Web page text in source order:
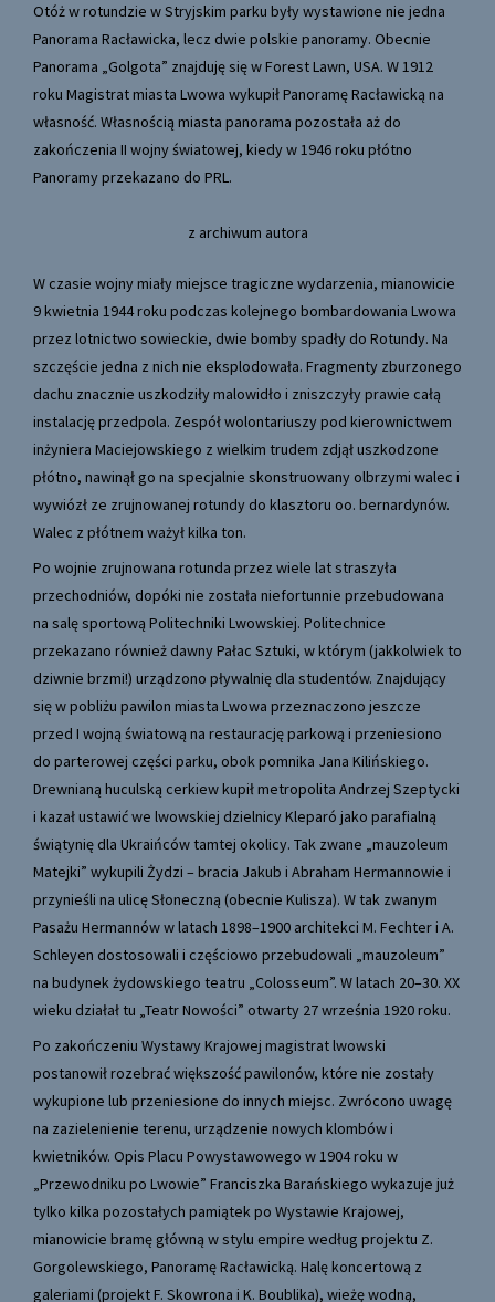
Otóż w rotundzie w Stryjskim parku były wystawione nie jedna
Panorama Racławicka, lecz dwie polskie panoramy. Obecnie
Panorama „Golgota” znajduję się w Forest Lawn, USA. W 1912
roku Magistrat miasta Lwowa wykupił Panoramę Racławicką na
własność. Własnością miasta panorama pozostała aż do
zakończenia II wojny światowej, kiedy w 1946 roku płótno
Panoramy przekazano do PRL.
z archiwum autora
W czasie wojny miały miejsce tragiczne wydarzenia, mianowicie
9 kwietnia 1944 roku podczas kolejnego bombardowania Lwowa
przez lotnictwo sowieckie, dwie bomby spadły do Rotundy. Na
szczęście jedna z nich nie eksplodowała. Fragmenty zburzonego
dachu znacznie uszkodziły malowidło i zniszczyły prawie całą
instalację przedpola. Zespół wolontariuszy pod kierownictwem
inżyniera Maciejowskiego z wielkim trudem zdjął uszkodzone
płótno, nawinął go na specjalnie skonstruowany olbrzymi walec i
wywiózł ze zrujnowanej rotundy do klasztoru oo. bernardynów.
Walec z płótnem ważył kilka ton.
Po wojnie zrujnowana rotunda przez wiele lat straszyła
przechodniów, dopóki nie została niefortunnie przebudowana
na salę sportową Politechniki Lwowskiej. Politechnice
przekazano również dawny Pałac Sztuki, w którym (jakkolwiek to
dziwnie brzmi!) urządzono pływalnię dla studentów. Znajdujący
się w pobliżu pawilon miasta Lwowa przeznaczono jeszcze
przed I wojną światową na restaurację parkową i przeniesiono
do parterowej części parku, obok pomnika Jana Kilińskiego.
Drewnianą huculską cerkiew kupił metropolita Andrzej Szeptycki
i kazał ustawić we lwowskiej dzielnicy Kleparó jako parafialną
świątynię dla Ukraińców tamtej okolicy. Tak zwane „mauzoleum
Matejki” wykupili Żydzi – bracia Jakub i Abraham Hermannowie i
przynieśli na ulicę Słoneczną (obecnie Kulisza). W tak zwanym
Pasażu Hermannów w latach 1898–1900 architekci M. Fechter i A.
Schleyen dostosowali i częściowo przebudowali „mauzoleum”
na budynek żydowskiego teatru „Colosseum”. W latach 20–30. XX
wieku działał tu „Teatr Nowości” otwarty 27 września 1920 roku.
Po zakończeniu Wystawy Krajowej magistrat lwowski
postanowił rozebrać większość pawilonów, które nie zostały
wykupione lub przeniesione do innych miejsc. Zwrócono uwagę
na zazielenienie terenu, urządzenie nowych klombów i
kwietników. Opis Placu Powystawowego w 1904 roku w
„Przewodniku po Lwowie” Franciszka Barańskiego wykazuje już
tylko kilka pozostałych pamiątek po Wystawie Krajowej,
mianowicie bramę główną w stylu empire według projektu Z.
Gorgolewskiego, Panoramę Racławicką. Halę koncertową z
galeriami (projekt F. Skowrona i K. Boublika), wieżę wodną,